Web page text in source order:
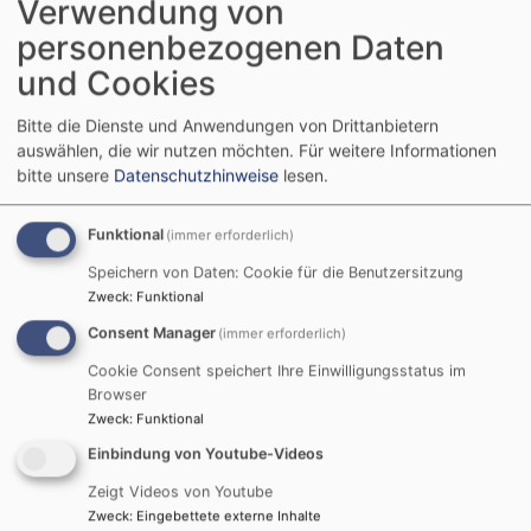
Kirchengemeinden
Wilhelmsdorf und Brunn
Die beiden selbstständigen Kirchengemeinden
Wilhelmsdorf und Brunn gehören zum Pfarramt
Wilhelmsdorf.
Ansprechperson:
Pfarrer Alexander Seidel
Pfarramt:
Martin-Luther-Str. 6
91489 Wilhelmsdorf
Telefon: 09104 699
Verwendung von
personenbezogenen Daten
und Cookies
Bitte die Dienste und Anwendungen von Drittanbietern
auswählen, die wir nutzen möchten. Für weitere Informationen
bitte unsere Datenschutzhinweise lesen.
Funktional (immer erforderlich)
Speichern von Daten: Cookie für die Benutzersitzung
Zweck: Funktional
Consent Manager (immer erforderlich)
Cookie Consent speichert Ihre Einwilligungsstatus im
Browser
Zweck: Funktional
Einbindung von Youtube-Videos
Zeigt Videos von Youtube
Zweck: Eingebettete externe Inhalte